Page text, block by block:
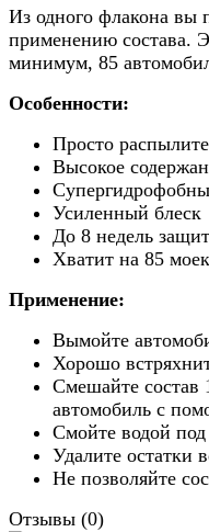
Из одного флакона вы
применению состава.
минимум, 85
Особенности:
Просто
Высокое
Усиленный блеск
До 8 недель
Хватит на 85 моек
Применение:
Вымойте
Хорошо
Смешайте состав
автомобиль с
Смойте водой
Удалите остатки
Не позволяйте
Отзывы (0)